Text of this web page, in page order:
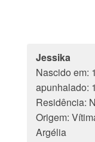
Jessika
Nascido em:
apunhalado:
Residência:
Origem:
Argélia